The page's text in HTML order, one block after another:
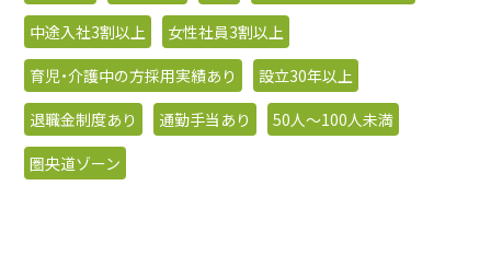
中途入社3割以上
女性社員3割以上
育児・介護中の方採用実績あり
設立30年以上
退職金制度あり
通勤手当あり
50人〜100人未満
圏央道ゾーン